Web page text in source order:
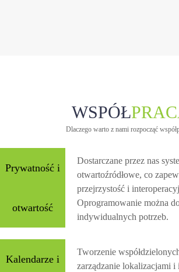
WSPÓŁ
Dlaczego warto z nami rozpocząć
Prywatność i
otwartość
Dostarczane przez nas
otwartoźródłowe, co
przejrzystość i
Oprogramowanie można
indywidualnych potrzeb.
Kalendarze i
Tworzenie
zarządzanie lokalizacjami i